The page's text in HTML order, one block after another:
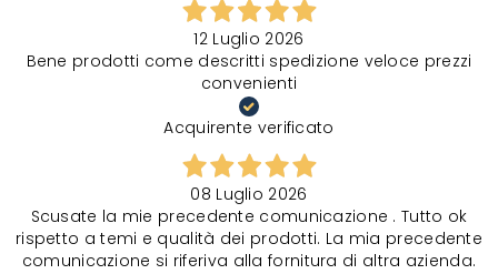
12 Luglio 2026
Bene prodotti come descritti spedizione veloce prezzi
convenienti
Acquirente verificato
08 Luglio 2026
Scusate la mie precedente comunicazione . Tutto ok
rispetto a temi e qualità dei prodotti. La mia precedente
comunicazione si riferiva alla fornitura di altra azienda.